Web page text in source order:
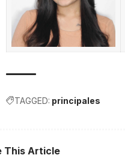
TAGGED: principales
This Article